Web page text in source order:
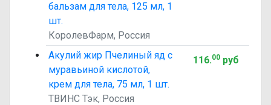
бальзам для тела, 125 мл, 1
шт.
КоролевФарм, Россия
Акулий жир Пчелиный яд с
муравьиной кислотой,
крем для тела, 75 мл, 1 шт.
ТВИНС Тэк, Россия
116.00руб